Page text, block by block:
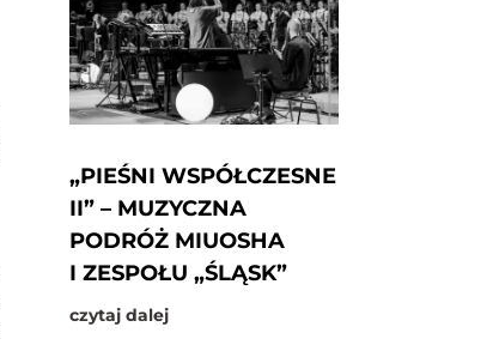
„PIEŚNI WSPÓŁCZESNE
II” – MUZYCZNA
PODRÓŻ MIUOSHA
I ZESPOŁU „ŚLĄSK”
czytaj dalej